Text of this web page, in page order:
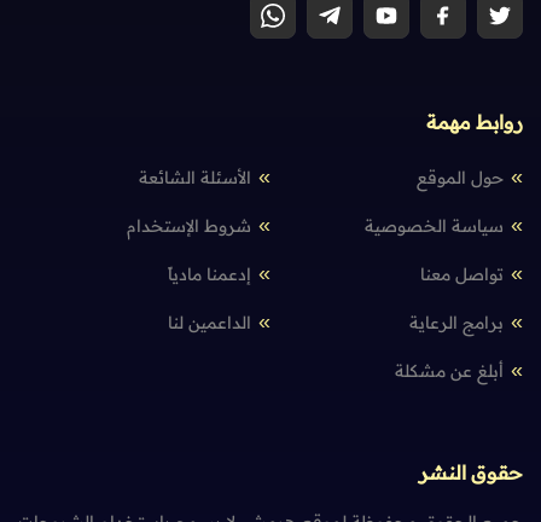
روابط مهمة
حول الموقع الأسئلة الشائعة
سياسة الخصوصية شروط الإستخدام
تواصل معنا إدعمنا مادياً
برامج الرعاية الداعمين لنا
أبلغ عن مشكلة
حقوق النشر